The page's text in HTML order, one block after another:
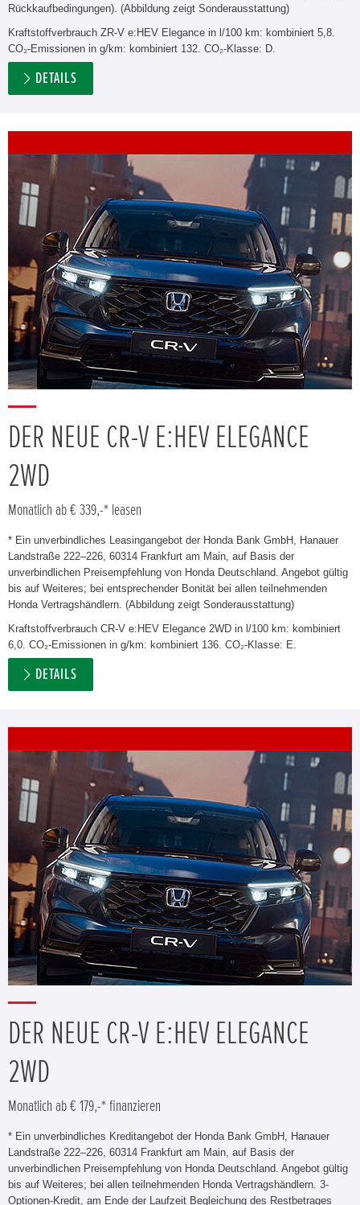
Rückkaufbedingungen). (Abbildung zeigt Sonderausstattung)
Kraftstoffverbrauch ZR-V e:HEV Elegance in l/100 km: kombiniert 5,8.
CO₂-Emissionen in g/km: kombiniert 132. CO₂-Klasse: D.
DETAILS
DER NEUE CR-V E:HEV ELEGANCE
2WD
Monatlich ab € 339,-* leasen
* Ein unverbindliches Leasingangebot der Honda Bank GmbH, Hanauer
Landstraße 222–226, 60314 Frankfurt am Main, auf Basis der
unverbindlichen Preisempfehlung von Honda Deutschland. Angebot gültig
bis auf Weiteres; bei entsprechender Bonität bei allen teilnehmenden
Honda Vertragshändlern. (Abbildung zeigt Sonderausstattung)
Kraftstoffverbrauch CR-V e:HEV Elegance 2WD in l/100 km: kombiniert
6,0. CO₂-Emissionen in g/km: kombiniert 136. CO₂-Klasse: E.
DETAILS
DER NEUE CR-V E:HEV ELEGANCE
2WD
Monatlich ab € 179,-* finanzieren
* Ein unverbindliches Kreditangebot der Honda Bank GmbH, Hanauer
Landstraße 222–226, 60314 Frankfurt am Main, auf Basis der
unverbindlichen Preisempfehlung von Honda Deutschland. Angebot gültig
bis auf Weiteres; bei allen teilnehmenden Honda Vertragshändlern. 3-
Optionen-Kredit, am Ende der Laufzeit Begleichung des Restbetrages